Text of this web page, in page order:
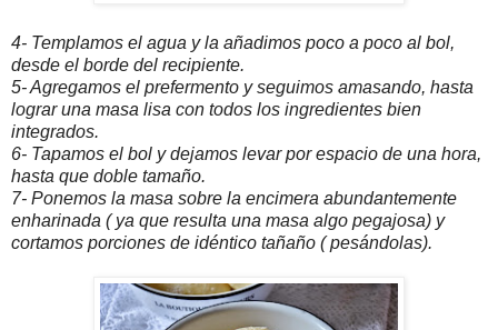
4- Templamos el agua y la añadimos poco a poco al bol,
desde el borde del recipiente.
5- Agregamos el prefermento y seguimos amasando, hasta
lograr una masa lisa con todos los ingredientes bien
integrados.
6- Tapamos el bol y dejamos levar por espacio de una hora,
hasta que doble tamaño.
7- Ponemos la masa sobre la encimera abundantemente
enharinada ( ya que resulta una masa algo pegajosa) y
cortamos porciones de idéntico tañaño ( pesándolas).